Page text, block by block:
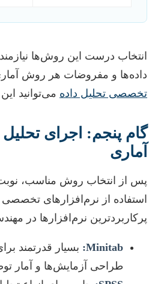
انتخاب درست این روش‌ها
داده‌ها و مفروضات هر روش
تخصصی تحلیل داده می‌توانید
گام پنجم: اجرای تحلیل
آماری
پس از انتخاب روش مناسب، نوبت
استفاده از نرم‌افزارهای
پرکاربردترین نرم‌افزارها در
Minitab: بسیار قدرتمند
طراحی آزمایش‌ها و آمار